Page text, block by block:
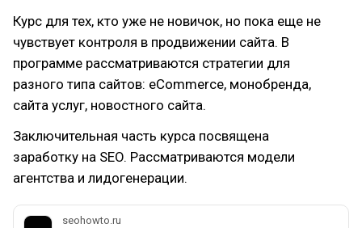
Курс для тех, кто уже не новичок, но пока еще не
чувствует контроля в продвижении сайта. В
программе рассматриваются стратегии для
разного типа сайтов: eCommerce, монобренда,
сайта услуг, новостного сайта.
Заключительная часть курса посвящена
заработку на SEO. Рассматриваются модели
агентства и лидогенерации.
seohowto.ru